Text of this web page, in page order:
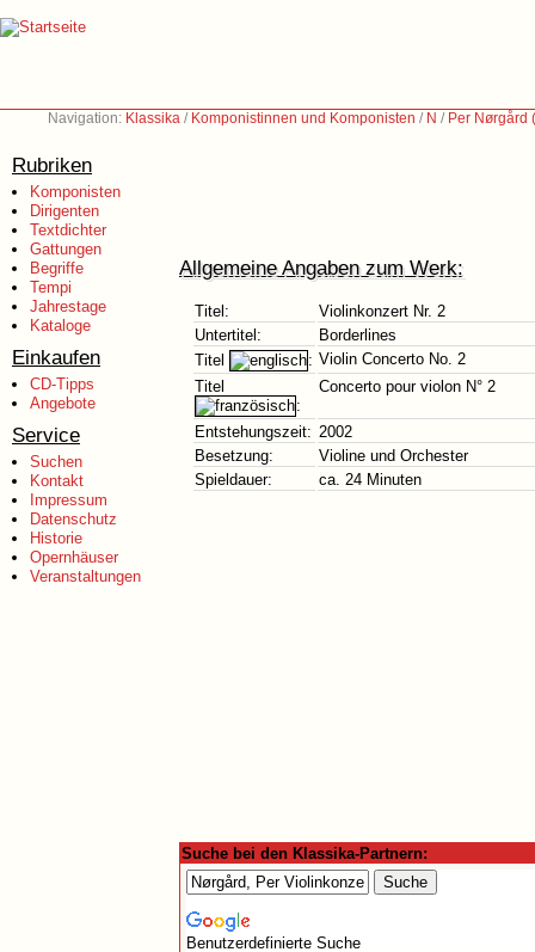
Navigation: Klassika / Komponistinnen und Komponisten / N / Per Nørgård
Rubriken
Komponisten
Dirigenten
Textdichter
Gattungen
Begriffe
Tempi
Jahrestage
Kataloge
Einkaufen
CD-Tipps
Angebote
Service
Suchen
Kontakt
Impressum
Datenschutz
Historie
Opernhäuser
Veranstaltungen
Allgemeine Angaben zum Werk:
Titel:
Violinkonzert Nr. 2
Untertitel:
Borderlines
Titel
: Violin Concerto No. 2
Titel
:
Concerto pour violon N° 2
Entstehungszeit: 2002
Besetzung:
Violine und Orchester
Spieldauer:
ca. 24 Minuten
Suche bei den Klassika-Partnern:
Benutzerdefinierte Suche